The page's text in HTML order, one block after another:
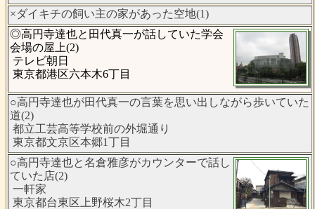
×ダイキチの飼い主の家があった空地(1)
◎高円寺達也と田代真一が話していた学会
会場の屋上(2)
テレビ朝日
東京都港区六本木6丁目
○高円寺達也が田代真一の言葉を思い出しながら歩いていた
道(2)
都立工芸高等学校前の外堀通り
東京都文京区本郷1丁目
○高円寺達也と名倉雅彦がカウンターで話し
ていた店(2)
一軒家
東京都台東区上野桜木2丁目